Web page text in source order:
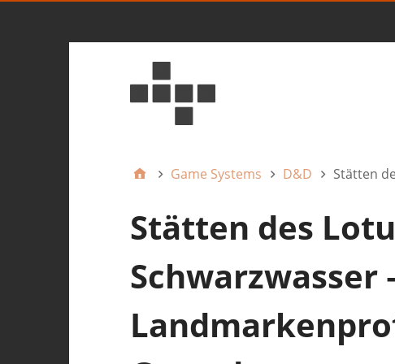
Game Systems D&D Stätten
Stätten des
Schwarzwasser